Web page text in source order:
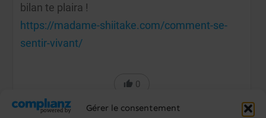
Gérer le consentement
bilan te plaira !
https://madame-shiitake.com/comment-se-
sentir-vivant/
0